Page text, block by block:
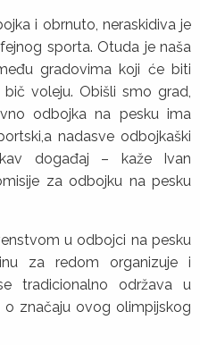
i obrnuto, neraskidiva je
sporta. Otuda je naša
gradovima koji će biti
voleju. Obišli smo grad,
odbojka na pesku ima
nadasve odbojkaški
događaj – kaže Ivan
za odbojku na pesku
u odbojci na pesku
za redom organizuje i
tradicionalno održava u
značaju ovog olimpijskog